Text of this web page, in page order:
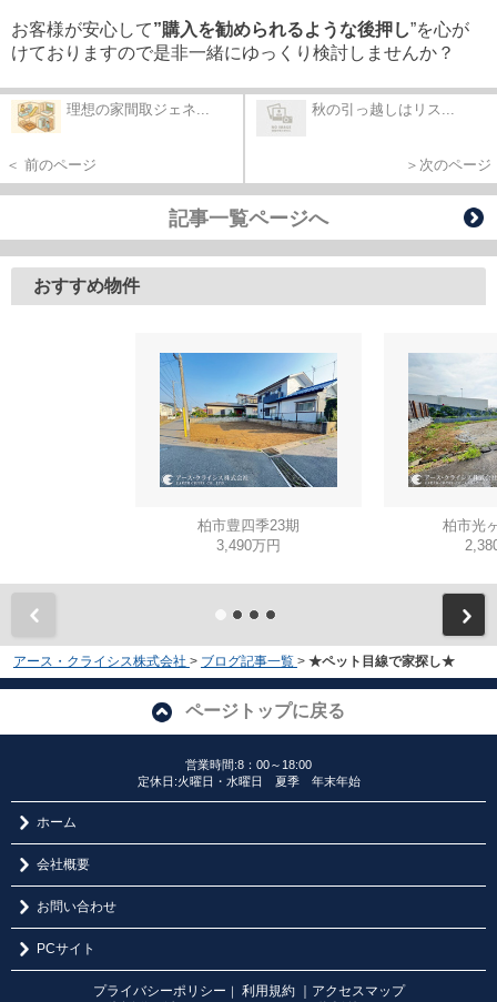
お客様が安心して”購入を勧められるような後押し”を心が
けておりますので是非一緒にゆっくり検討しませんか？
理想の家間取ジェネ...
＜ 前のページ
秋の引っ越しはリス...
＞次のページ
記事一覧ページへ
おすすめ物件
柏市豊四季23期
3,490万円
柏市光
アース・クライシス株式会社 > ブログ記事一覧 > ★ペット目線で家探し★
ページトップに戻る
営業時間:8：00～18:00
定休日:火曜日・水曜日 夏季 年末年始
ホーム
会社概要
お問い合わせ
PCサイト
プライバシーポリシー ｜ 利用規約 ｜アクセスマップ